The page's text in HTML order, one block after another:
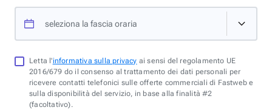
seleziona la fascia oraria
Letta l'informativa sulla privacy ai sensi del regolamento UE
2016/679 do il consenso al trattamento dei dati personali per
ricevere contatti telefonici sulle offerte commerciali di Fastweb e
sulla disponibilità del servizio, in base alla finalità #2
(facoltativo).